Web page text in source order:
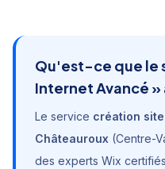
Qu'est-ce que le
Internet Avancé »
Le service création
Châteauroux (Centre-
des experts Wix